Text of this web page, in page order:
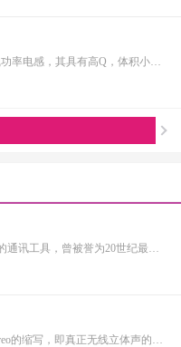
SZFC系列是铁氧体精密绕线功率电感，其具有高Q，体积小，电流大等特性。适用于小型化产品。
手机，是现代社会极其重要的通讯工具，曾被誉为20世纪最伟大的发明之一。从早期的大哥大，到功能手机，到现在的智能手机，通讯制式不断升级，功能也越来越多样化。而正是因为其具有相当多样化的功能，使得其具有相当大的延展性，即可以演变成诸多其他产品形态的终端产品。…
TWS是英文True Wireless Stereo的缩写，即真正无线立体声的意思，TWS技术同样也是基于蓝牙芯片技术的发展。按其工作原理来说是指手机通过连接主耳机，再由主耳机通过无线方式快速连接副耳机，实现真正的蓝牙左右声道无线分离使用。不连接从音箱时，主音箱回到单声道音质。…